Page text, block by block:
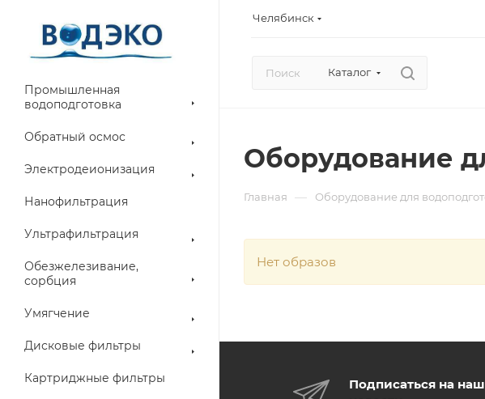
Челябинск
Каталог
Промышленная
водоподготовка
Обратный осмос
Электродеионизация
Нанофильтрация
Ультрафильтрация
Обезжелезивание,
сорбция
Умягчение
Дисковые фильтры
Картриджные фильтры
Оборудование
Главная — Оборудование для
Нет образов
Подписаться на